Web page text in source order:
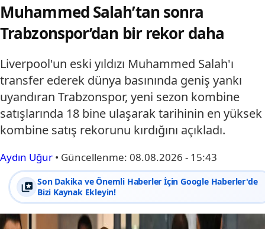
Muhammed Salah’tan sonra
Trabzonspor’dan bir rekor daha
Liverpool'un eski yıldızı Muhammed Salah'ı
transfer ederek dünya basınında geniş yankı
uyandıran Trabzonspor, yeni sezon kombine
satışlarında 18 bine ulaşarak tarihinin en yüksek
kombine satış rekorunu kırdığını açıkladı.
Aydın Uğur • Güncellenme: 08.08.2026 - 15:43
Son Dakika ve Önemli Haberler İçin Google Haberler'de
Bizi Kaynak Ekleyin!